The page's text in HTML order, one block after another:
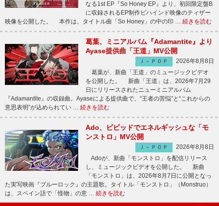
なる1st EP『So Honey EP』より、初回限定盤B
に収録されるEP制作ビハインド映像のティザー
映像を公開した。 本作は、タイトル曲「So Honey」の中の印 … 続きを読む
葛葉、ミニアルバム『Adamantite』より
Ayase提供曲「王道」MV公開
Ｊ－ＰＯＰ
2026年8月8日
葛葉が、新曲「王道」のミュージックビデオ
を公開した。 新曲「王道」は、2026年7月29
日にリリースされたニューミニアルバム
『Adamantite』の収録曲。Ayaseによる提供曲で、“王者の苦悩”と“これからの
意思表明”が込められてい … 続きを読む
Ado、ビビッドでエネルギッシュな「モ
ンストロ」MV公開
Ｊ－ＰＯＰ
2026年8月8日
Adoが、新曲「モンストロ」を配信リリース
し、ミュージックビデオを公開した。 新曲
「モンストロ」は、2026年8月7日に公開となっ
た実写映画『ブルーロック』の主題歌。タイトル「モンストロ」（Monstruo）
は、スペイン語で「怪物」の意 … 続きを読む